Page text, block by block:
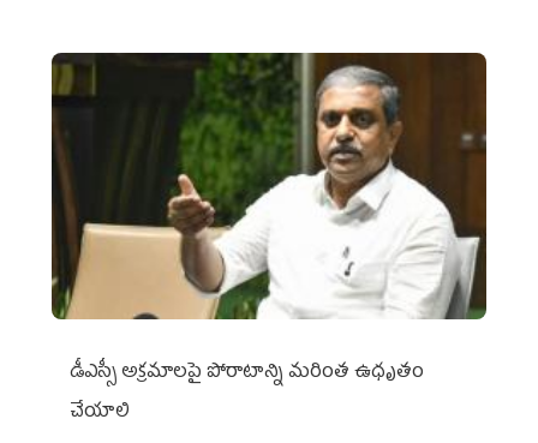
డీఎస్సీ అక్రమాలపై పోరాటాన్ని మరింత ఉధృతం
చేయాలి